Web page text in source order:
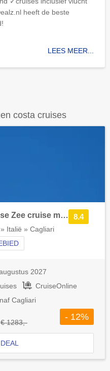
heeft de beste
LEES MEER...
costa cruises
8.4
8 daagse West-Middellandse Zee cruise met de Costa Smeralda
Italië » Cagliari
2027
CruiseOnline
Cagliari
€ 1283,-
- 12%